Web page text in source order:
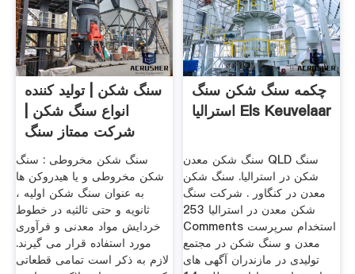
سنگ شکن | تولید کننده
انواع سنگ شکن |
شرکت ممتاز سنگ
شکن
سنگ شکن مخروطی : سنگ
شکن مخروطی و یا هیدروکن ها
به عنوان سنگ شکن اولیه ،
ثانویه و حتی ثالثیه در خطوط
خردایش مواد معدنی و فرآوری
مورد استفاده قرار می گیرند.
لازم به ذکر است تمامی قطعاتی
چکمه سنگ شکن سنگ
استرالیا Els Keuvelaar
سنگ شکن معدن QLD سنگ
شکن در استرالیا. سنگ شکن
معدن در کنگاور . شرکت سنگ
شکن معدن در استرالیا 253
Comments استخدام سرپرست
معدن و سنگ شکن در مجتمع
تولیدی در مازندران آگهی های